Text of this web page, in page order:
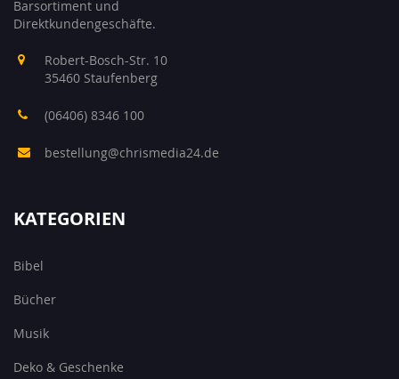
Barsortiment und
Direktkundengeschäfte.
Robert-Bosch-Str. 10
35460 Staufenberg
(06406) 8346 100
bestellung@chrismedia24.de
KATEGORIEN
Bibel
Bücher
Musik
Deko & Geschenke